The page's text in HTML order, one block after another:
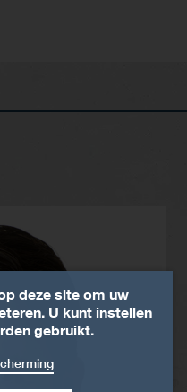
deze site om uw
U kunt instellen
gebruikt.